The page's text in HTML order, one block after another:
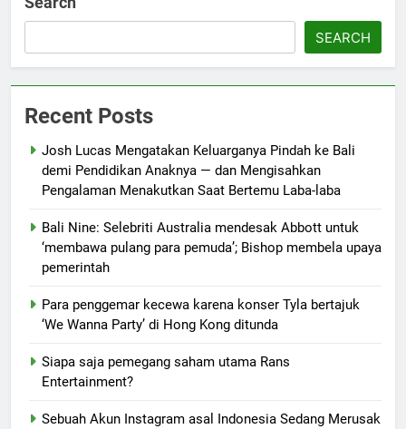
SEARCH
Recent Posts
Josh Lucas Mengatakan Keluarganya Pindah ke Bali
demi Pendidikan Anaknya — dan Mengisahkan
Pengalaman Menakutkan Saat Bertemu Laba-laba
Bali Nine: Selebriti Australia mendesak Abbott untuk
‘membawa pulang para pemuda’; Bishop membela upaya
pemerintah
Para penggemar kecewa karena konser Tyla bertajuk
‘We Wanna Party’ di Hong Kong ditunda
Siapa saja pemegang saham utama Rans
Entertainment?
Sebuah Akun Instagram asal Indonesia Sedang Merusak